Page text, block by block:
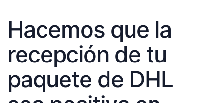
Hacemos que la
recepción de tu
paquete de DHL